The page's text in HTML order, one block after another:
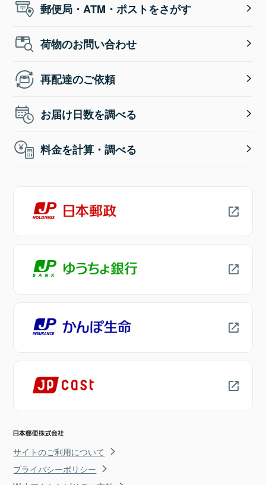
郵便局・ATM・ポストをさがす
荷物のお問い合わせ
再配達のご依頼
お届け日数を調べる
料金を計算・調べる
サイトのご利用について
プライバシーポリシー